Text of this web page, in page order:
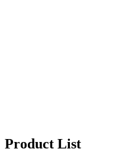
Product List